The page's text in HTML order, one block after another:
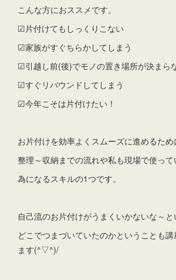
こんな方におススメです。
☑片付けてもしっくりこない
☑家族がすぐちらかしてしまう
☑引越し前(後)でモノの置き場所が決まら
☑すぐリバウンドしてしまう
☑今年こそは片付けたい！
お片付けを効率よくスムーズに進めるため
整理～収納までの流れや私も現場で使っ
為になるスキルの1つです。
自己流のお片付けがうまくいかないな～
どこでつまづいていたのかということも
ます(^▽^)/